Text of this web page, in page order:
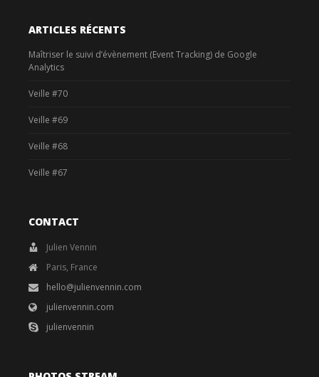
ARTICLES RÉCENTS
Maîtriser le suivi d’évènement (Event Tracking) de Google
Analytics
Veille #70
Veille #69
Veille #68
Veille #67
CONTACT
Julien Vennin
Paris, France
hello@julienvennin.com
julienvennin.com
julienvennin